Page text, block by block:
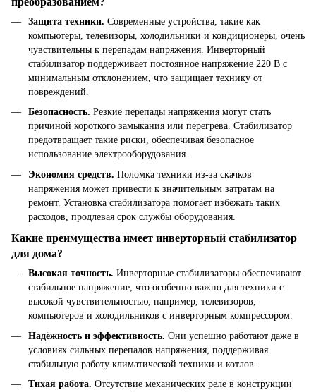
Защита техники. Современные устройства, такие как
компьютеры, телевизоры, холодильники и кондиционеры, очень
чувствительны к перепадам напряжения. Инверторный
стабилизатор поддерживает постоянное напряжение 220 В с
минимальным отклонением, что защищает технику от
повреждений.
Безопасность. Резкие перепады напряжения могут стать
причиной короткого замыкания или перегрева. Стабилизатор
предотвращает такие риски, обеспечивая безопасное
использование электрооборудования.
Экономия средств. Поломка техники из-за скачков
напряжения может привести к значительным затратам на
ремонт. Установка стабилизатора помогает избежать таких
расходов, продлевая срок службы оборудования.
Какие преимущества имеет инверторный стабилизатор
для дома?
Высокая точность. Инверторные стабилизаторы обеспечивают
стабильное напряжение, что особенно важно для техники с
высокой чувствительностью, например, телевизоров,
компьютеров и холодильников с инверторным компрессором.
Надёжность и эффективность. Они успешно работают даже в
условиях сильных перепадов напряжения, поддерживая
стабильную работу климатической техники и котлов.
Тихая работа. Отсутствие механических реле в конструкции